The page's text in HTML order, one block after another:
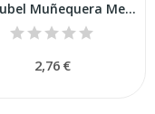
Ventubel Muñequera Metacarpiana Talla Grande
2,76 €